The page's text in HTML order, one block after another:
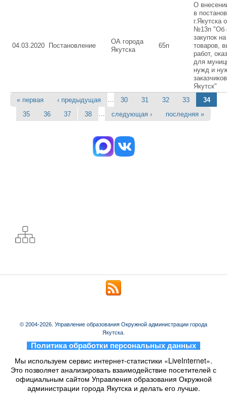
04.03.2020 Постановление
ОА города
Якутска
65п
О
в
г.Якутска
№13п "Об
закупок
товаров,
работ,
для
нужд и
Якутск"
Страницы
« первая ‹ предыдущая 30 31 32 33
34
35
36 37 38 следующая › последняя »
© 2004-2026. Управление образования Окружной администрации города
Якутска.
Политика обработки персональных данных
Мы используем сервис интернет-статистики «LiveInternet».
Это позволяет анализировать взаимодействие посетителей с
официальным сайтом Управления образования Окружной
администрации города Якутска и делать его лучше.